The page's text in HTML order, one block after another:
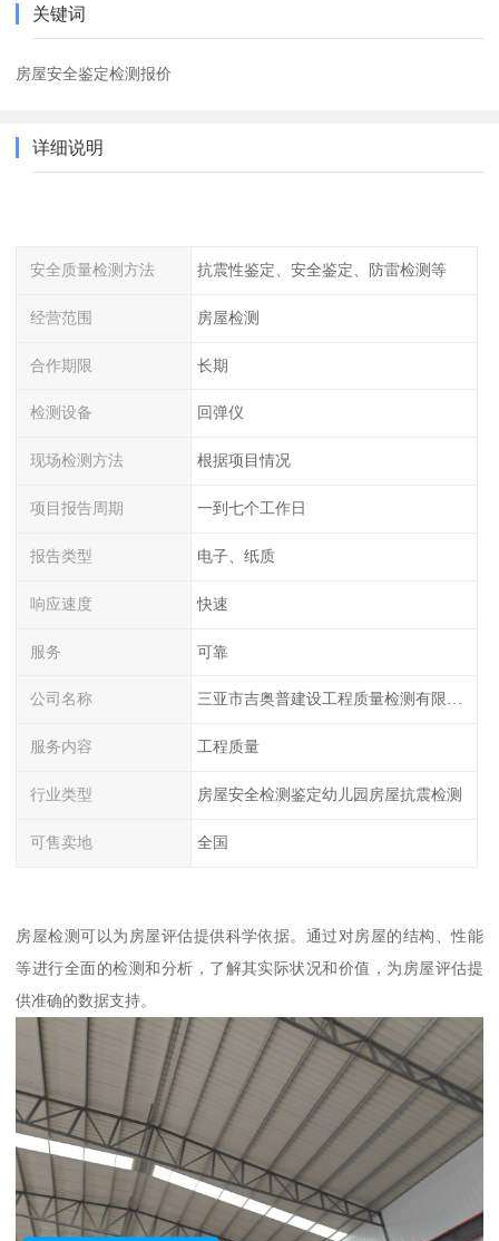
关键词
房屋安全鉴定检测报价
详细说明
安全质量检测方法 抗震性鉴定、安全鉴定、防雷检测等
经营范围 房屋检测
合作期限 长期
检测设备 回弹仪
现场检测方法 根据项目情况
项目报告周期 一到七个工作日
报告类型 电子、纸质
响应速度 快速
服务 可靠
公司名称 三亚市吉奥普建设工程质量检测有限公司陕西分公司
服务内容 工程质量
行业类型 房屋安全检测鉴定幼儿园房屋抗震检测
可售卖地 全国
房屋检测可以为房屋评估提供科学依据。通过对房屋的结构、性能
等进行全面的检测和分析，了解其实际状况和价值，为房屋评估提
供准确的数据支持。